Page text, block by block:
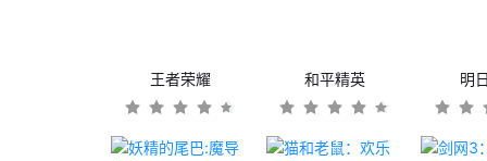
王者荣耀 和平精英 明